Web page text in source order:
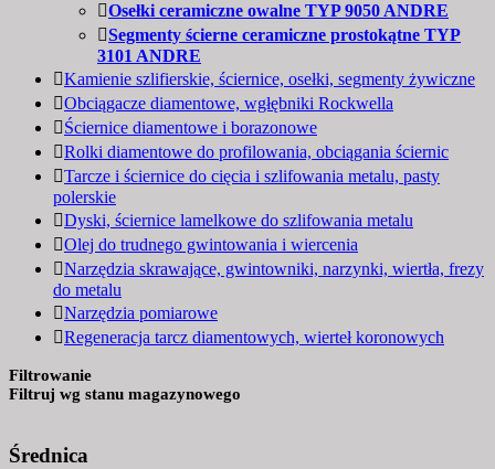
Osełki ceramiczne owalne TYP 9050 ANDRE
Segmenty ścierne ceramiczne prostokątne TYP
3101 ANDRE
Kamienie szlifierskie, ściernice, osełki, segmenty żywiczne
Obciągacze diamentowe, wgłębniki Rockwella
Ściernice diamentowe i borazonowe
Rolki diamentowe do profilowania, obciągania ściernic
Tarcze i ściernice do cięcia i szlifowania metalu, pasty
polerskie
Dyski, ściernice lamelkowe do szlifowania metalu
Olej do trudnego gwintowania i wiercenia
Narzędzia skrawające, gwintowniki, narzynki, wiertła, frezy
do metalu
Narzędzia pomiarowe
Regeneracja tarcz diamentowych, wierteł koronowych
Filtrowanie
Filtruj wg stanu magazynowego
Średnica